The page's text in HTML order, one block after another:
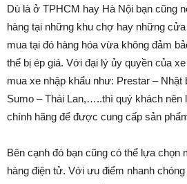
Dù là ở TPHCM hay Hà Nội bạn cũng
hàng tại những khu chợ hay những
mua tại đó hàng hóa vừa không đảm
thể bị ép giá. Với đại lý ủy quyền của
mua xe nhập khẩu như: Prestar – Nhật
Sumo – Thái Lan,…..thì quý khách nên
chính hãng để được cung cấp sản
Bên cạnh đó bạn cũng có thể lựa chọn
hàng điện tử. Với ưu điểm nhanh